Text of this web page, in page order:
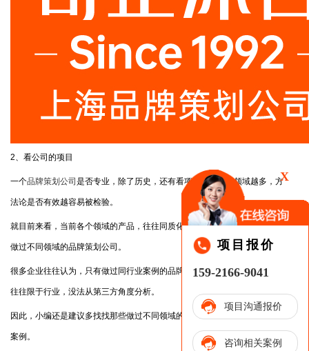
2、看公司的项目
一个品牌策划公司 是否专业，除了历史，还有看项目，接触的领域越多，方
法论是否有效越容易被检验。
就目前来看，当前各个领域的产品，往往同质化严重，要想破局，最好找找
做过不同领域的品牌策划公司。
很多企业往往认为，只有做过同行业案例的品牌策划才靠谱，却不知道这种
往往限于行业，没法从第三方角度分析。
因此，小编还是建议多找找那些做过不同领域的策划公司，不要迷信同行业
案例。
X
项目报价
159-2166-9041
项目沟通报价
咨询相关案例